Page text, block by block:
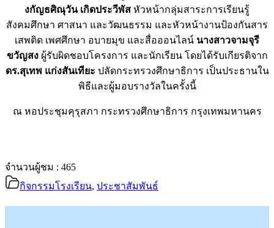
งกัญธศิณุวัน เกิดประวีพัส หัวหน้ากลุ่มสาระการเรียนรู้
สังคมศึกษา ศาสนา และวัฒนธรรม และหัวหน้างานป้องกันสาร
เสพติด เพศศึกษา อบายมุข และสื่อออนไลน์ นางสาวจามจุรี
ขวัญสงผู้รับผิดชอบโครงการ และนักเรียน โดยได้รับเกียรติจาก
ดร.สุเทพ แก่งสันเทียะ ปลัดกระทรวงศึกษาธิการ เป็นประธานใน
พิธีและผู้มอบรางวัลในครั้งนี้
ณ หอประชุมคุรุสภา กระทรวงศึกษาธิการ กรุงเทพมหานคร
จำนวนผู้ชม : 465
กิจกรรมโรงเรียน, ประชาสัมพันธ์